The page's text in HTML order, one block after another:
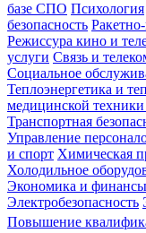
базе СПО Психология
безопасность
Режиссура кино и
услуги Связь и
Социальное
Теплоэнергетика и
медицинской
Транспортная
Управление
и спорт Химическая
Холодильное
Экономика и финансы
Электробезопасность
Повышение